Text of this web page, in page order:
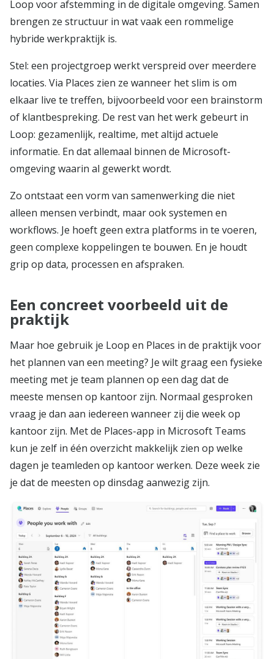
Loop voor afstemming in de digitale omgeving. Samen
brengen ze structuur in wat vaak een rommelige
hybride werkpraktijk is.
Stel: een projectgroep werkt verspreid over meerdere
locaties. Via Places zien ze wanneer het slim is om
elkaar live te treffen, bijvoorbeeld voor een brainstorm
of klantbespreking. De rest van het werk gebeurt in
Loop: gezamenlijk, realtime, met altijd actuele
informatie. En dat allemaal binnen de Microsoft-
omgeving waarin al gewerkt wordt.
Zo ontstaat een vorm van samenwerking die niet
alleen mensen verbindt, maar ook systemen en
workflows. Je hoeft geen extra platforms in te voeren,
geen complexe koppelingen te bouwen. En je houdt
grip op data, processen en afspraken.
Een concreet voorbeeld uit de
praktijk
Maar hoe gebruik je Loop en Places in de praktijk voor
het plannen van een meeting? Je wilt graag een fysieke
meeting met je team plannen op een dag dat de
meeste mensen op kantoor zijn. Normaal gesproken
vraag je dan aan iedereen wanneer zij die week op
kantoor zijn. Met de Places-app in Microsoft Teams
kun je zelf in één overzicht makkelijk zien op welke
dagen je teamleden op kantoor werken. Deze week zie
je dat de meesten op dinsdag aanwezig zijn.